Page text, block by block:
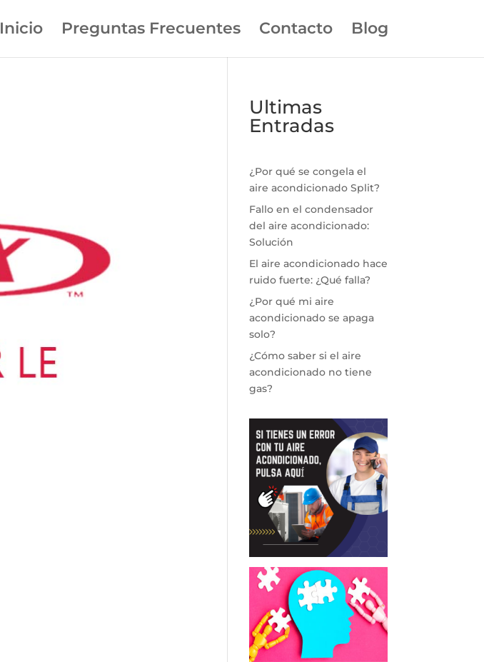
Inicio Preguntas Frecuentes Contacto Blog
Ultimas
Entradas
¿Por qué se congela el
aire acondicionado Split?
Fallo en el condensador
del aire acondicionado:
Solución
El aire acondicionado hace
ruido fuerte: ¿Qué falla?
¿Por qué mi aire
acondicionado se apaga
solo?
¿Cómo saber si el aire
acondicionado no tiene
gas?